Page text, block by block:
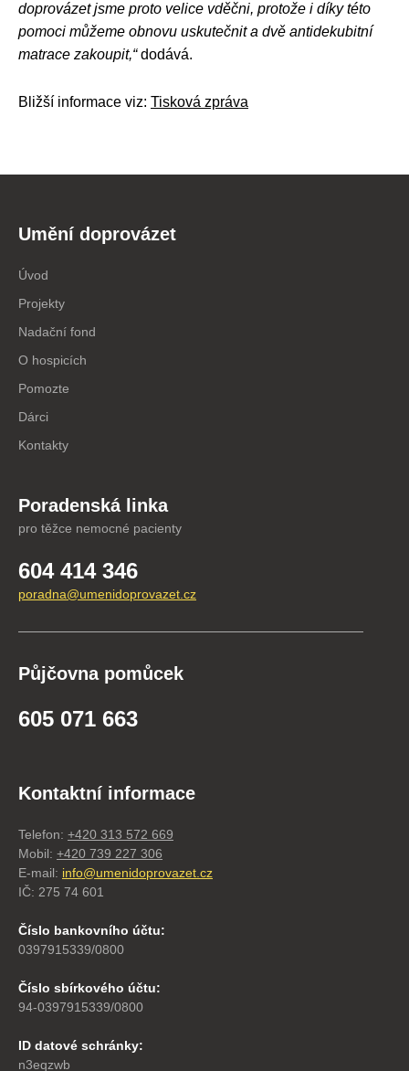
doprovázet jsme proto velice vděčni, protože i díky této
pomoci můžeme obnovu uskutečnit a dvě antidekubitní
matrace zakoupit,“dodává.
Bližší informace viz: Tisková zpráva
Umění doprovázet
Úvod
Projekty
Nadační fond
O hospicích
Pomozte
Dárci
Kontakty
Poradenská linka
pro těžce nemocné pacienty
604 414 346
poradna@umenidoprovazet.cz
Půjčovna pomůcek
605 071 663
Kontaktní informace
Telefon: +420 313 572 669
Mobil: +420 739 227 306
E-mail: info@umenidoprovazet.cz
IČ: 275 74 601
Číslo bankovního účtu:
0397915339/0800
Číslo sbírkového účtu:
94-0397915339/0800
ID datové schránky:
n3eqzwb